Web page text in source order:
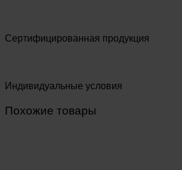
Сертифицированная продукция
Индивидуальные условия
Похожие товары